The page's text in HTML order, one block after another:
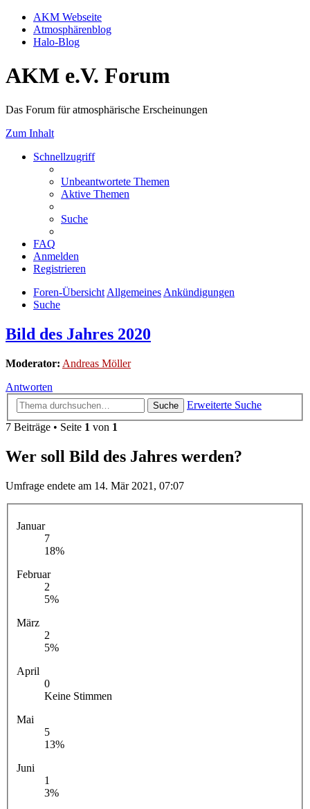
AKM Webseite
Atmosphärenblog
Halo-Blog
AKM e.V. Forum
Das Forum für atmosphärische Erscheinungen
Zum Inhalt
Schnellzugriff
Unbeantwortete Themen
Aktive Themen
Suche
FAQ
Anmelden
Registrieren
Foren-Übersicht Allgemeines Ankündigungen
Suche
Bild des Jahres 2020
Moderator: Andreas Möller
Antworten
Suche
Erweiterte Suche
7 Beiträge • Seite 1 von 1
Wer soll Bild des Jahres werden?
Umfrage endete am 14. Mär 2021, 07:07
Januar
7
18%
Februar
2
5%
März
2
5%
April
0
Keine Stimmen
Mai
5
13%
Juni
1
3%